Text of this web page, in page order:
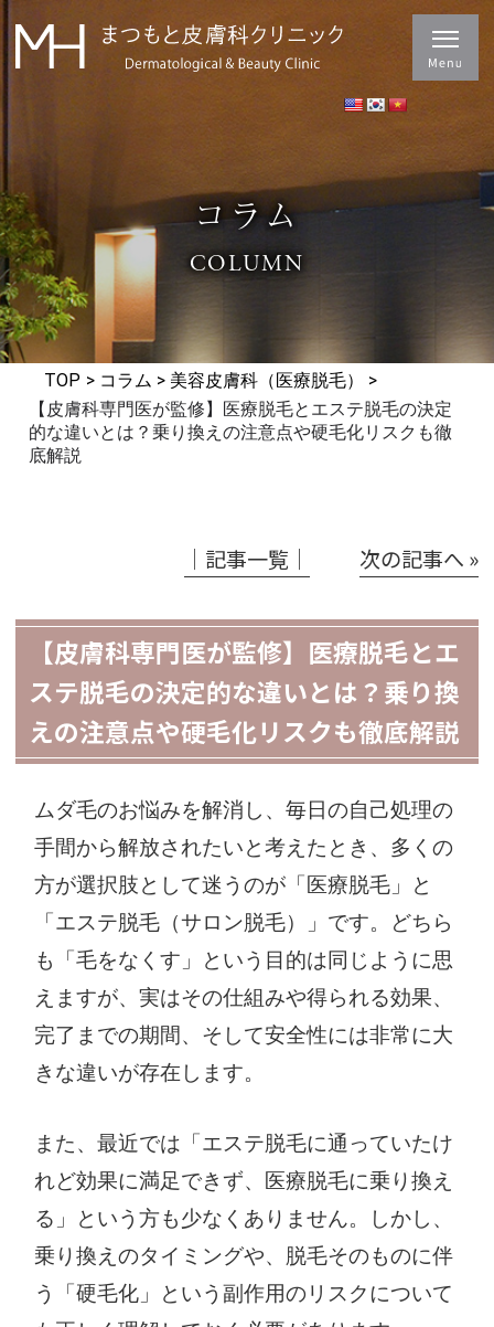
コラム
COLUMN
TOP > コラム > 美容皮膚科（医療脱毛）
>
【皮膚科専門医が監修】医療脱毛とエステ脱毛の決定
的な違いとは？乗り換えの注意点や硬毛化リスクも徹
底解説
│記事一覧│ 次の記事へ »
【皮膚科専門医が監修】医療脱毛とエ
ステ脱毛の決定的な違いとは？乗り換
えの注意点や硬毛化リスクも徹底解説
ムダ毛のお悩みを解消し、毎日の自己処理の
手間から解放されたいと考えたとき、多くの
方が選択肢として迷うのが「医療脱毛」と
「エステ脱毛（サロン脱毛）」です。どちら
も「毛をなくす」という目的は同じように思
えますが、実はその仕組みや得られる効果、
完了までの期間、そして安全性には非常に大
きな違いが存在します。
また、最近では「エステ脱毛に通っていたけ
れど効果に満足できず、医療脱毛に乗り換え
る」という方も少なくありません。しかし、
乗り換えのタイミングや、脱毛そのものに伴
う「硬毛化」という副作用のリスクについて